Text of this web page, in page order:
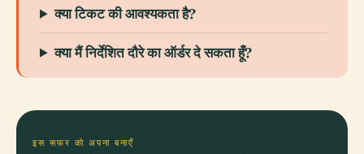
क्या टिकट की आवश्यकता है?
क्या मैं निर्देशित दौरे का ऑर्डर दे सकता हूँ?
इस सफर को अपना बनाएँ